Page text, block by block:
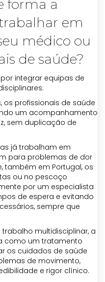
forma a
em
médico ou
de saúde?
integrar equipas de
os profissionais de saúde
um acompanhamento
sem duplicação de
já trabalham em
para problemas de dor
também em Portugal, os
ou no pescoço
por um especialista
de espera e evitando
sempre que
multidisciplinar, a
como um tratamento
os cuidados de saúde
de movimento,
e rigor clínico.